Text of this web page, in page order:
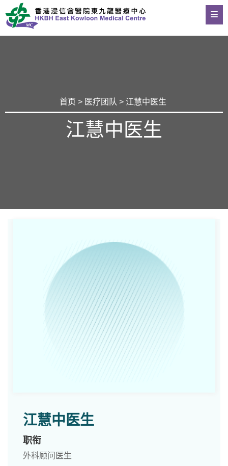
首页 > 医疗团队 > 江慧中医生
江慧中医生
江慧中医生
职衔
外科顾问医生